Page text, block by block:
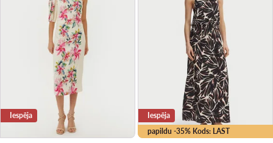
Iespēja
papildu -35% Kods: LAST
Iespēja